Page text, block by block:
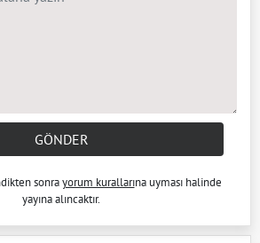
GÖNDER
sonrayorum kurallarına uyması halinde
yayına alıncaktır.